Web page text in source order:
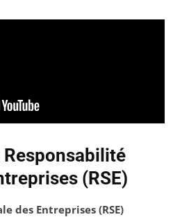
Responsabilité
(RSE)
des Entreprises (RSE)